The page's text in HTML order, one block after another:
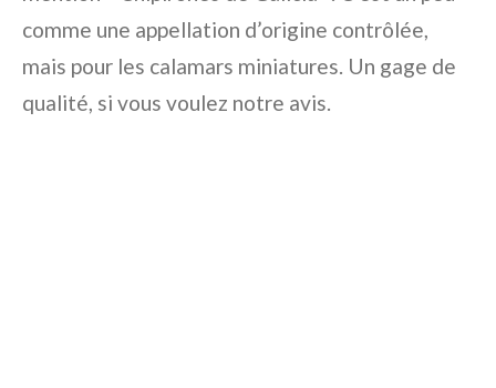
comme une appellation d’origine contrôlée,
mais pour les calamars miniatures. Un gage de
qualité, si vous voulez notre avis.